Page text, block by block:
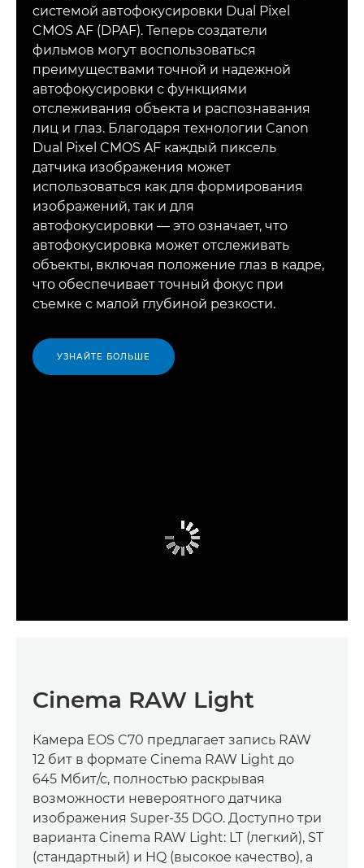
системой автофокусировки Dual Pixel
CMOS AF (DPAF). Теперь создатели
фильмов могут воспользоваться
преимуществами точной и надежной
автофокусировки с функциями
отслеживания объекта и распознавания
лиц и глаз. Благодаря технологии Canon
Dual Pixel CMOS AF каждый пиксель
датчика изображения может
использоваться как для формирования
изображений, так и для
автофокусировки — это означает, что
автофокусировка может отслеживать
объекты, включая положение глаз в кадре,
что обеспечивает точный фокус при
съемке с малой глубиной резкости.
УЗНАЙТЕ БОЛЬШЕ
Cinema RAW Light
Камера EOS C70 предлагает запись RAW
12 бит в формате Cinema RAW Light до
645 Мбит/с, полностью раскрывая
возможности невероятного датчика
изображения Super-35 DGO. Доступно три
варианта Cinema RAW Light: LT (легкий), ST
(стандартный) и HQ (высокое качество), а